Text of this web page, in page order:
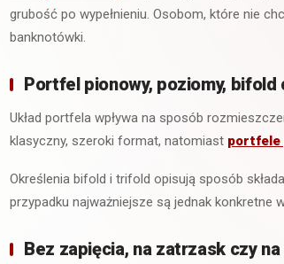
grubość po wypełnieniu. Osobom, które nie
banknotówki.
Portfel pionowy, poziomy,
Układ portfela wpływa na sposób
klasyczny, szeroki format, natomiast portfele
Określenia bifold i trifold opisują sposób
przypadku najważniejsze są jednak konkretne
Bez zapięcia, na zatrzask czy